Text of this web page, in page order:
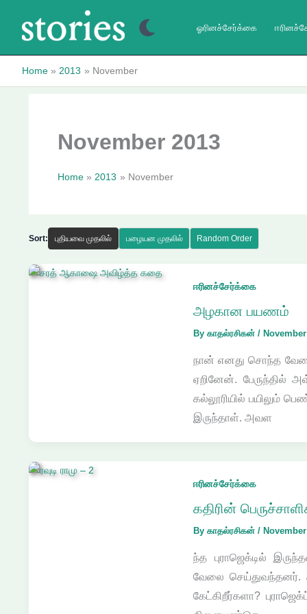
content
ஓரினச்சேர்க்கை
Home 2013 November
November 2013
Home 2013 November
Sort: புதியவை முதலில் பழையன முதலில் Random Order
ஈரினச்சேர்க்கை
அழகான பயணம்
By காதல்ரசிகன் /
நான் எனது சொந்த
ஏறினேன். பேருந்தில்
கல்லூரியில் பயிலும்
இருந்தாள். அவள
ஈரினச்சேர்க்கை
கதிரின்
By காதல்ரசிகன் /
ந்த புராஜெக்டில்
வேலை செய்துவந்தனர்.
கேட்கிறீர்களா?